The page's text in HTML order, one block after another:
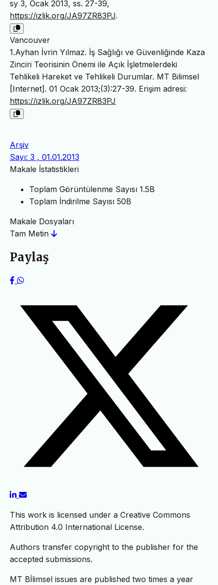
sy 3, Ocak 2013, ss. 27-39,
https://izlik.org/JA97ZR83PJ.
Vancouver
1.Ayhan İvrin Yılmaz. İş Sağlığı ve Güvenliğinde Kaza
Zinciri Teorisinin Önemi ile Açık İşletmelerdeki
Tehlikeli Hareket ve Tehlikeli Durumlar. MT Bilimsel
[Internet]. 01 Ocak 2013;(3):27-39. Erişim adresi:
https://izlik.org/JA97ZR83PJ
Arşiv
Sayı: 3 , 01.01.2013
Makale İstatistikleri
Toplam Görüntülenme Sayısı 1.5B
Toplam İndirilme Sayısı 50B
Makale Dosyaları
Tam Metin
Paylaş
This work is licensed under a Creative Commons
Attribution 4.0 International License.
Authors transfer copyright to the publisher for the
accepted submissions.
MT Bİlimsel issues are published two times a year